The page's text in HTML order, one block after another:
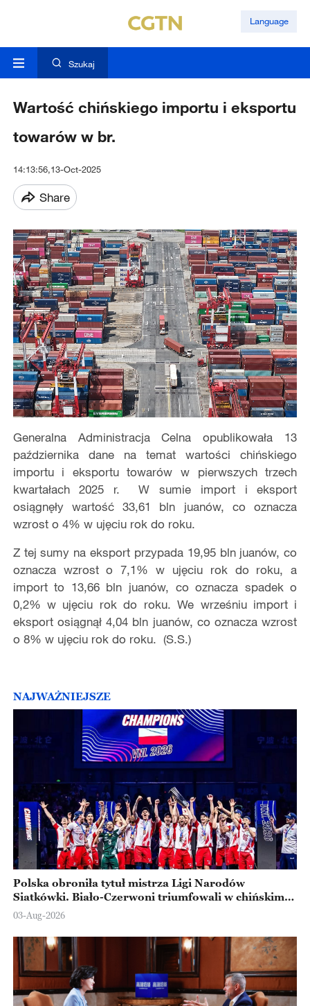
Language
Szukaj
Wartość chińskiego importu i eksportu
towarów w br.
14:13:56,13-Oct-2025
Share
Generalna Administracja Celna opublikowała 13
października dane na temat wartości chińskiego
importu i eksportu towarów w pierwszych trzech
kwartałach 2025 r. W sumie import i eksport
osiągnęły wartość 33,61 bln juanów, co oznacza
wzrost o 4% w ujęciu rok do roku.
Z tej sumy na eksport przypada 19,95 bln juanów, co
oznacza wzrost o 7,1% w ujęciu rok do roku, a
import to 13,66 bln juanów, co oznacza spadek o
0,2% w ujęciu rok do roku. We wrześniu import i
eksport osiągnął 4,04 bln juanów, co oznacza wzrost
o 8% w ujęciu rok do roku. (S.S.)
NAJWAŻNIEJSZE
Polska obroniła tytuł mistrza Ligi Narodów
Siatkówki. Biało-Czerwoni triumfowali w chińskim
Ningbo
03-Aug-2026